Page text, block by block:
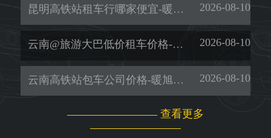
昆明高铁站租车行哪家便宜-暖旭-「昆明租车公司」 2026-08-10
云南@旅游大巴低价租车价格-暖旭-「用车方便」 2026-08-10
云南高铁站包车公司价格-暖旭-「租考斯特」 2026-08-10
查看更多